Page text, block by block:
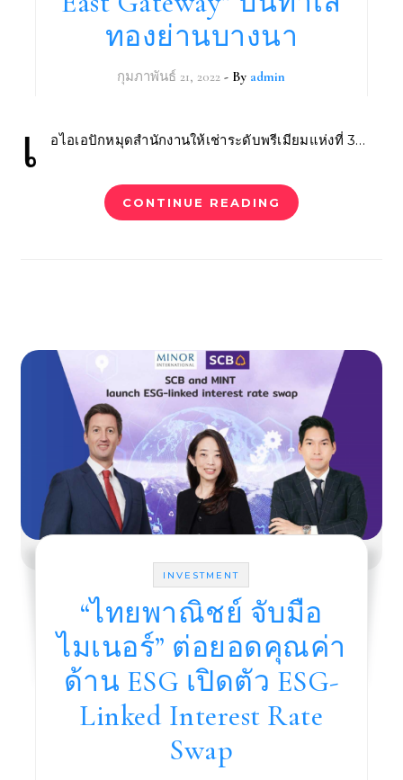
ทองย่านบางนา
กุมภาพันธ์ 21, 2022 - By admin
เ อไอเอปักหมุดสำนักงานให้เช่าระดับพรีเมียมแห่งที่ 3…
CONTINUE READING
INVESTMENT
“ไทยพาณิชย์ จับมือ
ไมเนอร์” ต่อยอดคุณค่า
ด้าน ESG เปิดตัว ESG-
Linked Interest Rate
Swap